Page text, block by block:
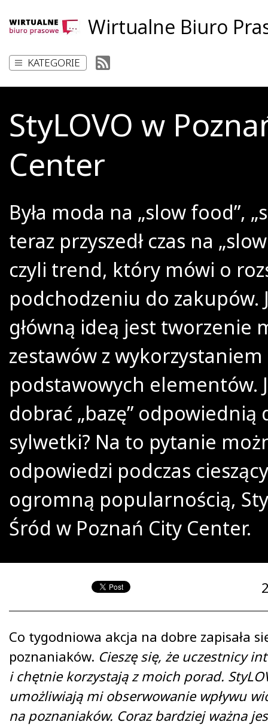
Wirtualne Biuro
KATEGORIE
StyLOVO w
Center
Była moda na „slow food”,
teraz przyszedł czas na
czyli trend, który mówi o
podchodzeniu do zakupów.
główną ideą jest tworzenie
zestawów z
podstawowych elementów.
dobrać „bazę” odpowiednią
sylwetki? Na to pytanie
odpowiedzi podczas
ogromną popularnością,
Śród w Poznań City Center.
Co tygodniowa akcja na dobre zapisała
poznaniaków. Cieszę się, że uczestnicy
i chętnie korzystają z moich porad.
umożliwiają mi obserwowanie wpływu
na poznaniaków. Coraz bardziej ważna